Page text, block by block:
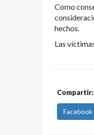
Como
hechos.
Las
Compartir:
Facebook